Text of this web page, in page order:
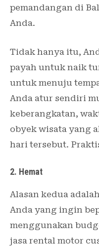
pemandangan di
Anda.
Tidak hanya itu,
payah untuk naik
untuk menuju
Anda atur sendiri
keberangkatan,
obyek wisata yang
hari tersebut.
2. Hemat
Alasan kedua
Anda yang ingin
menggunakan
jasa rental motor